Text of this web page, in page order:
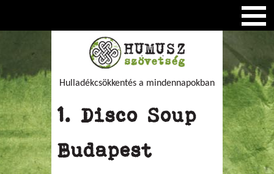
Hulladékcsökkentés a mindennapokban
1. Disco Soup
Budapest